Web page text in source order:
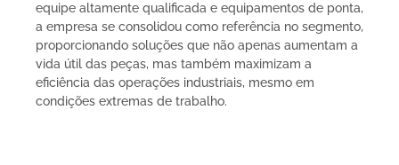
equipe altamente qualificada e equipamentos de ponta,
a empresa se consolidou como referência no segmento,
proporcionando soluções que não apenas aumentam a
vida útil das peças, mas também maximizam a
eficiência das operações industriais, mesmo em
condições extremas de trabalho.